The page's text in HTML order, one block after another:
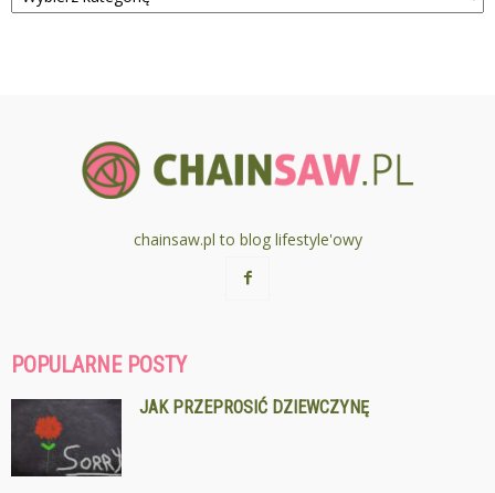
chainsaw.pl to blog lifestyle'owy
POPULARNE POSTY
JAK PRZEPROSIĆ DZIEWCZYNĘ